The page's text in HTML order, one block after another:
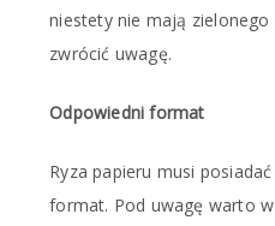
niestety nie mają
zwrócić uwagę.
Odpowiedni format
Ryza papieru musi
format. Pod uwagę warto